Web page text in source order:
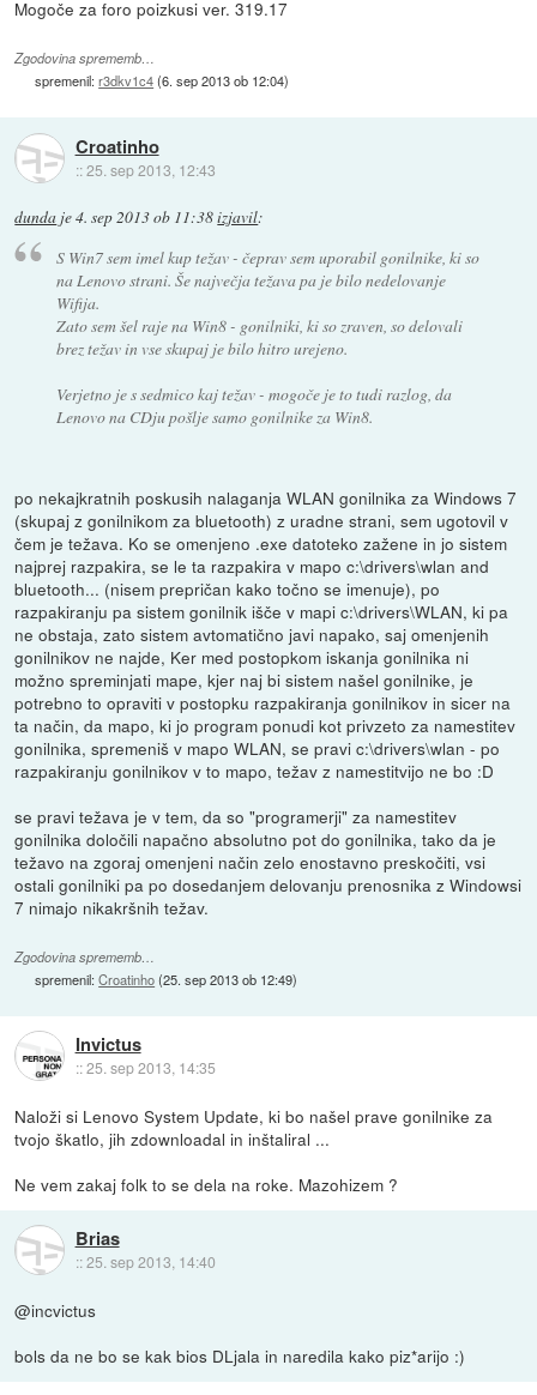
Mogoče za foro poizkusi ver. 319.17
Zgodovina sprememb…
spremenil:r3dkv1c4(6. sep 2013 ob 12:04)
Croatinho
::25. sep 2013, 12:43
dunda je4. sep 2013 ob 11:38izjavil:
S Win7 sem imel kup težav - čeprav sem uporabil gonilnike, ki so
na Lenovo strani. Še največja težava pa je bilo nedelovanje
Wifija.
Zato sem šel raje na Win8 - gonilniki, ki so zraven, so delovali
brez težav in vse skupaj je bilo hitro urejeno.
Verjetno je s sedmico kaj težav - mogoče je to tudi razlog, da
Lenovo na CDju pošlje samo gonilnike za Win8.
po nekajkratnih poskusih nalaganja WLAN gonilnika za Windows 7
(skupaj z gonilnikom za bluetooth) z uradne strani, sem ugotovil v
čem je težava. Ko se omenjeno .exe datoteko zažene in jo sistem
najprej razpakira, se le ta razpakira v mapo c:\drivers\wlan and
bluetooth... (nisem prepričan kako točno se imenuje), po
razpakiranju pa sistem gonilnik išče v mapi c:\drivers\WLAN, ki pa
ne obstaja, zato sistem avtomatično javi napako, saj omenjenih
gonilnikov ne najde, Ker med postopkom iskanja gonilnika ni
možno spreminjati mape, kjer naj bi sistem našel gonilnike, je
potrebno to opraviti v postopku razpakiranja gonilnikov in sicer na
ta način, da mapo, ki jo program ponudi kot privzeto za namestitev
gonilnika, spremeniš v mapo WLAN, se pravi c:\drivers\wlan - po
razpakiranju gonilnikov v to mapo, težav z namestitvijo ne bo :D
se pravi težava je v tem, da so "programerji" za namestitev
gonilnika določili napačno absolutno pot do gonilnika, tako da je
težavo na zgoraj omenjeni način zelo enostavno preskočiti, vsi
ostali gonilniki pa po dosedanjem delovanju prenosnika z Windowsi
7 nimajo nikakršnih težav.
Zgodovina sprememb…
spremenil:Croatinho(25. sep 2013 ob 12:49)
Invictus
::25. sep 2013, 14:35
Naloži si Lenovo System Update, ki bo našel prave gonilnike za
tvojo škatlo, jih zdownloadal in inštaliral ...
Ne vem zakaj folk to se dela na roke. Mazohizem ?
Brias
::25. sep 2013, 14:40
@incvictus
bols da ne bo se kak bios DLjala in naredila kako piz*arijo :)